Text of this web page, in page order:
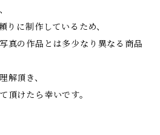
りに制作しているため、
真の作品とは多少なり異なる商品
解頂き、
頂けたら幸いです。